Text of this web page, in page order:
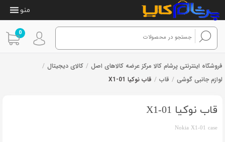
0
منو
فروشگاه اینترنتی پرشام کالا مرکز عرضه کالاهای اصل / کالای دیجیتال /
لوازم جانبی گوشی / قاب / قاب نوکیا X1-01
قاب نوکیا X1-01
Nokia X1-01 case